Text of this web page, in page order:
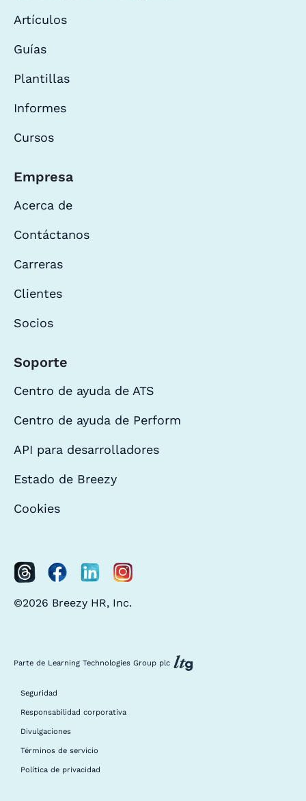
Artículos
Guías
Plantillas
Informes
Cursos
Empresa
Acerca de
Contáctanos
Carreras
Clientes
Socios
Soporte
Centro de ayuda de ATS
Centro de ayuda de Perform
API para desarrolladores
Estado de Breezy
Cookies
©2026 Breezy HR, Inc.
Parte de Learning Technologies Group plc
Seguridad
Responsabilidad corporativa
Divulgaciones
Términos de servicio
Política de privacidad